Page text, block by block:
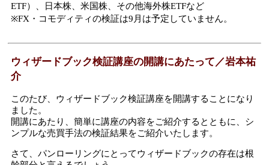
ETF）、日本株、米国株、その他海外株ETFなど
※FX・コモディティの検証は9月は予定していません。
ウィザードブック検証講座の開講にあたって／岩本祐
介
このたび、ウィザードブック検証講座を開講することになり
ました。
開講にあたり、簡単に講座の内容をご紹介するとともに、シ
ンプルな売買手法の検証結果をご紹介いたします。
さて、パンローリングにとってウィザードブックの存在は根